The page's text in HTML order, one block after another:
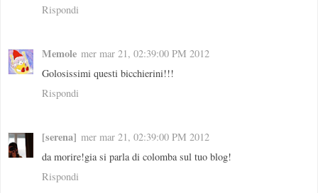
Rispondi
Memole mer mar 21, 02:39:00 PM 2012
Golosissimi questi bicchierini!!!
Rispondi
[serena] mer mar 21, 02:39:00 PM 2012
da morire!gia si parla di colomba sul tuo blog!
Rispondi